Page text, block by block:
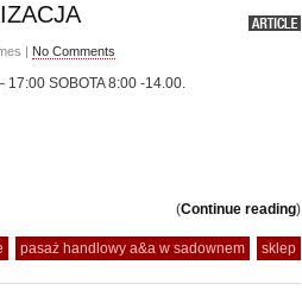
| No Comments
17:00 SOBOTA 8:00 -14.00.
(Continue reading)
pasaż handlowy a&a w sadownem sklep